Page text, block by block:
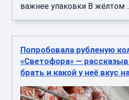
важнее упаковки В жёлтом
Попробовала рубленую
«Светофора» —
брать и какой у неё вкус